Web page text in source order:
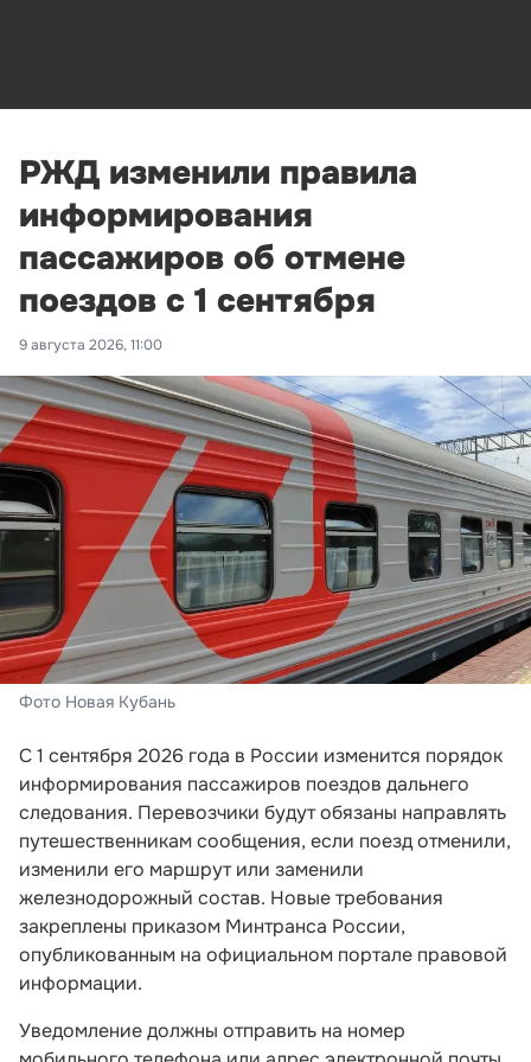
РЖД изменили правила
информирования
пассажиров об отмене
поездов с 1 сентября
9 августа 2026, 11:00
Фото Новая Кубань
С 1 сентября 2026 года в России изменится порядок
информирования пассажиров поездов дальнего
следования. Перевозчики будут обязаны направлять
путешественникам сообщения, если поезд отменили,
изменили его маршрут или заменили
железнодорожный состав. Новые требования
закреплены приказом Минтранса России,
опубликованным на официальном портале правовой
информации.
Уведомление должны отправить на номер